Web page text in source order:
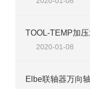
2020-01-08